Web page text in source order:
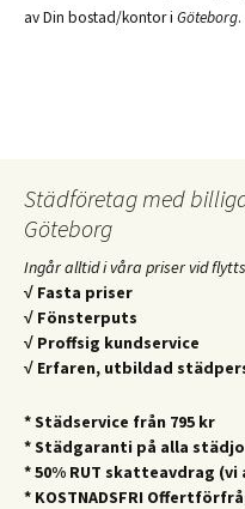
av Din bostad/kontor i Göteborg.
Städföretag med
Göteborg
Ingår alltid i våra priser vid
√ Fasta priser
√ Fönsterputs
√ Proffsig kundservice
√ Erfaren, utbildad
* Städservice från 795 kr
* Städgaranti på alla
* 50% RUT skatteavdrag
* KOSTNADSFRI